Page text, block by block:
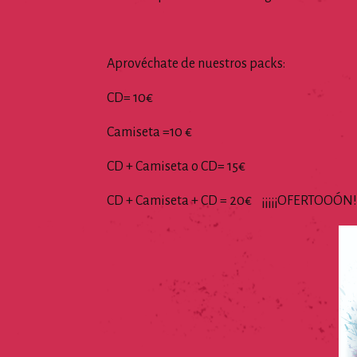
Aprovéchate de nuestros packs:
CD= 10€
Camiseta =10 €
CD + Camiseta o CD= 15€
CD + Camiseta + CD = 20€